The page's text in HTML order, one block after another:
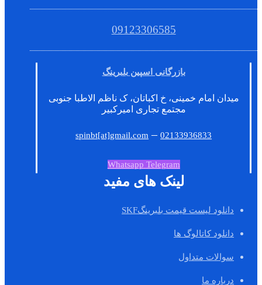
09123306585
بازرگانی اسپین بلبرینگ
میدان امام خمینی، خ اکباتان، ک ناظم الاطبا جنوبی
مجتمع تجاری امیرکبیر
spinbt[at]gmail.com –02133936833
Whatsapp Telegram
لینک های مفید
دانلود لیست قیمت بلبرینگSKF
دانلود کاتالوگ ها
سوالات متداول
درباره ما